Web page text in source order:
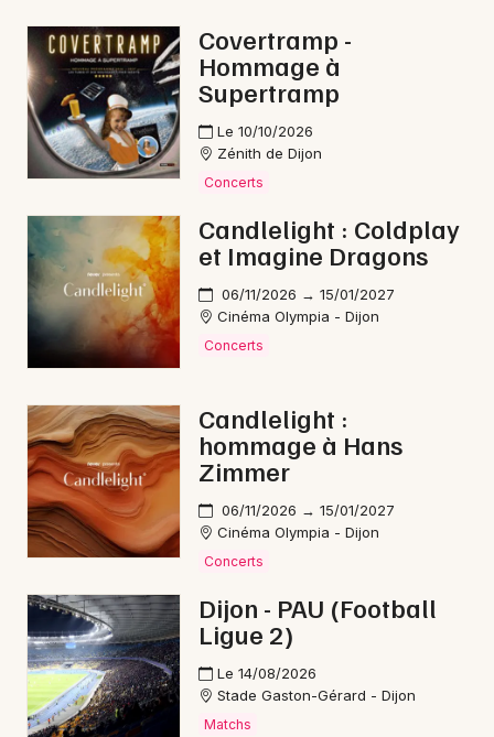
Electro en Bourgogne-Franche-Comté
Artistes en tournée
Actus à Beaune
Magazine à Beaune
21 - Côte d'Or
Choisir mes départements
Mon email
Covertramp -
Hommage à
Supertramp
Le 10/10/2026
Zénith de Dijon
Concerts
Candlelight : Coldplay
et Imagine Dragons
06/11/2026 → 15/01/2027
Cinéma Olympia - Dijon
Concerts
Candlelight :
hommage à Hans
Zimmer
06/11/2026 → 15/01/2027
Cinéma Olympia - Dijon
Concerts
Dijon - PAU (Football
Ligue 2)
Le 14/08/2026
Stade Gaston-Gérard - Dijon
Matchs